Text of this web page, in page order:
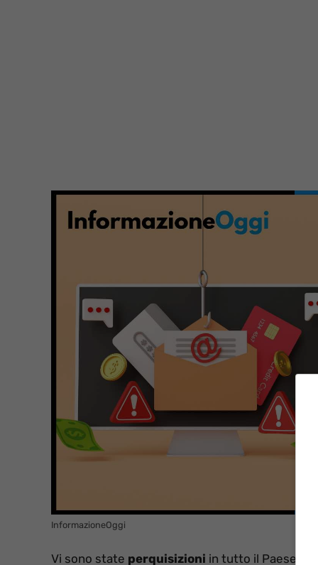
InformazioneOggi
Vi sono state perquisizioni in tutto il Paese